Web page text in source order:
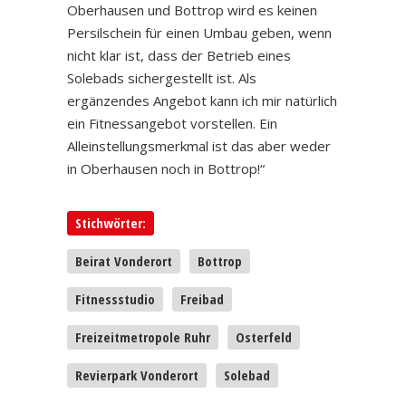
Oberhausen und Bottrop wird es keinen
Persilschein für einen Umbau geben, wenn
nicht klar ist, dass der Betrieb eines
Solebads sichergestellt ist. Als
ergänzendes Angebot kann ich mir natürlich
ein Fitnessangebot vorstellen. Ein
Alleinstellungsmerkmal ist das aber weder
in Oberhausen noch in Bottrop!“
Stichwörter:
Beirat Vonderort Bottrop
Fitnessstudio Freibad
Freizeitmetropole Ruhr Osterfeld
Revierpark Vonderort Solebad